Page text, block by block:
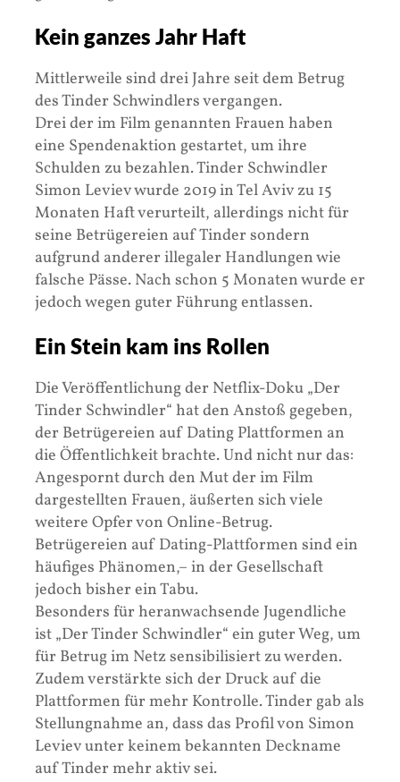
Kein ganzes Jahr Haft
Mittlerweile sind drei Jahre seit dem Betrug
des Tinder Schwindlers vergangen.
Drei der im Film genannten Frauen haben
eine Spendenaktion gestartet, um ihre
Schulden zu bezahlen. Tinder Schwindler
Simon Leviev wurde 2019 in Tel Aviv zu 15
Monaten Haft verurteilt, allerdings nicht für
seine Betrügereien auf Tinder sondern
aufgrund anderer illegaler Handlungen wie
falsche Pässe. Nach schon 5 Monaten wurde er
jedoch wegen guter Führung entlassen.
Ein Stein kam ins Rollen
Die Veröffentlichung der Netflix-Doku „Der
Tinder Schwindler“ hat den Anstoß gegeben,
der Betrügereien auf Dating Plattformen an
die Öffentlichkeit brachte. Und nicht nur das:
Angespornt durch den Mut der im Film
dargestellten Frauen, äußerten sich viele
weitere Opfer von Online-Betrug.
Betrügereien auf Dating-Plattformen sind ein
häufiges Phänomen,– in der Gesellschaft
jedoch bisher ein Tabu.
Besonders für heranwachsende Jugendliche
ist „Der Tinder Schwindler“ ein guter Weg, um
für Betrug im Netz sensibilisiert zu werden.
Zudem verstärkte sich der Druck auf die
Plattformen für mehr Kontrolle. Tinder gab als
Stellungnahme an, dass das Profil von Simon
Leviev unter keinem bekannten Deckname
auf Tinder mehr aktiv sei.